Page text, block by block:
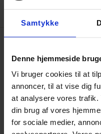
Samtykke
Denne hjemmeside
Vi bruger cookies til at
annoncer, til at vise dig
at analysere vores trafik.
din brug af vores
for sociale medier,
BESKRIVELSE VASKE
GARNFRYDS
MED NATURENS
NATURENS
Garnet er farvet i hånden,